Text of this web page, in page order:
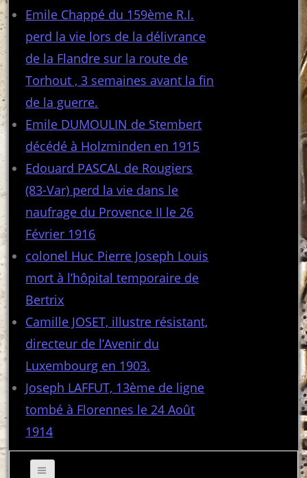
Emile Chappé du 159ème R.I.
perd la vie lors de la délivrance
de la Flandre sur la route de
Torhout , 3 semaines avant la fin
de la guerre.
Emile DUMOULIN de Stembert
décédé à Holzminden en 1915
Edouard PASCAL de Rougiers
(83-Var) perd la vie dans le
naufrage du Provence II le 26
Février 1916
colonel Huc Pierre Joseph Louis
mort à l’hôpital temporaire de
Bertrix
Camille JOSET, illustre résistant,
directeur de l’Avenir du
Luxembourg en 1903.
Joseph LAFFUT, 13ème de ligne
tombé à Florennes le 24 Août
1914